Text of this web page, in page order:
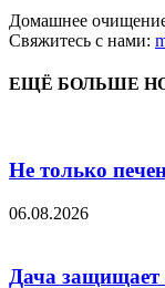
Домашнее
Свяжитесь с нами:
ЕЩЁ БОЛЬШЕ
Не только
06.08.2026
Дача защищает